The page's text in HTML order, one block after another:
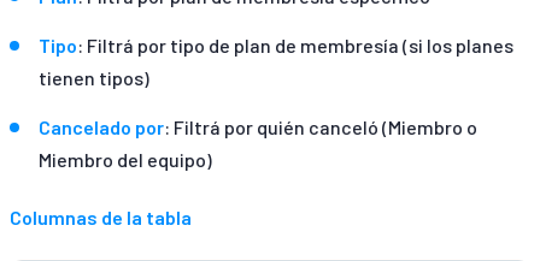
Tipo: Filtrá por tipo de plan de membresía (si los planes
tienen tipos)
Cancelado por: Filtrá por quién canceló (Miembro o
Miembro del equipo)
Columnas de la tabla